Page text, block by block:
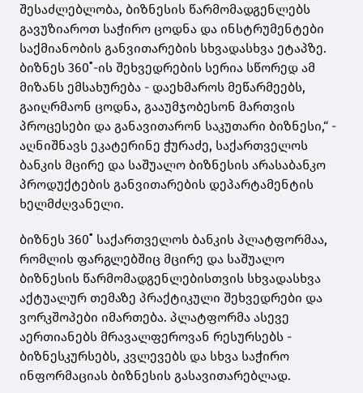
შესაძლებლობა, ბიზნესის წარმომადგენლებს
გავუზიაროთ საჭირო ცოდნა და ინსტრუმენტები
საქმიანობის განვითარების სხვადასხვა ეტაპზე.
ბიზნეს 360˚-ის შეხვედრების სერია სწორედ ამ
მიზანს ემსახურება - დაეხმაროს მეწარმეებს,
გაიღრმაონ ცოდნა, გააუმჯობესონ მართვის
პროცესები და განავითარონ საკუთარი ბიზნესი,“ -
აღნიშნავს ეკატერინე ჭურაძე, საქართველოს
ბანკის მცირე და საშუალო ბიზნესის არასაბანკო
პროდუქტების განვითარების დეპარტამენტის
ხელმძღვანელი.
ბიზნეს 360˚ საქართველოს ბანკის პლატფორმაა,
რომლის ფარგლებშიც მცირე და საშუალო
ბიზნესის წარმომადგენლებისთვის სხვადასხვა
აქტუალურ თემაზე პრაქტიკული შეხვედრები და
ვორკშოპები იმართება. პლატფორმა ასევე
აერთიანებს მრავალფეროვან რესურსებს -
ბიზნესკურსებს, კვლევებს და სხვა საჭირო
ინფორმაციას ბიზნესის გასავითარებლად.